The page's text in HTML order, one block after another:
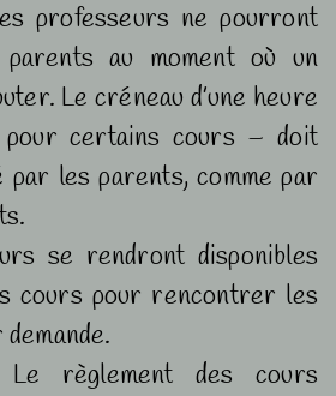
professeurs ne pourront
au moment où un
Le créneau d’une heure
certains cours – doit
les parents, comme par
se rendront disponibles
cours pour rencontrer les
règlement des cours